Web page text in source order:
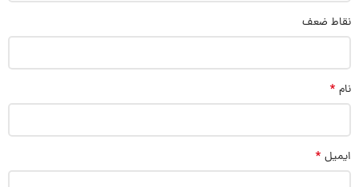
نقاط ضعف
نام *
ایمیل *